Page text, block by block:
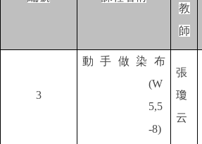
教
師
3
動手做染布
(W
5,5
-8)
張
瓊
云